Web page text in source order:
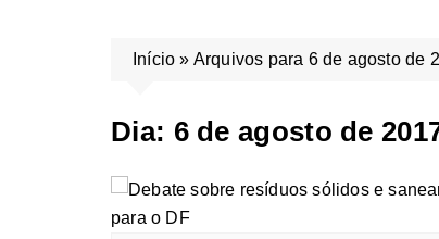
Início » Arquivos para 6 de agosto de
Dia: 6 de agosto de